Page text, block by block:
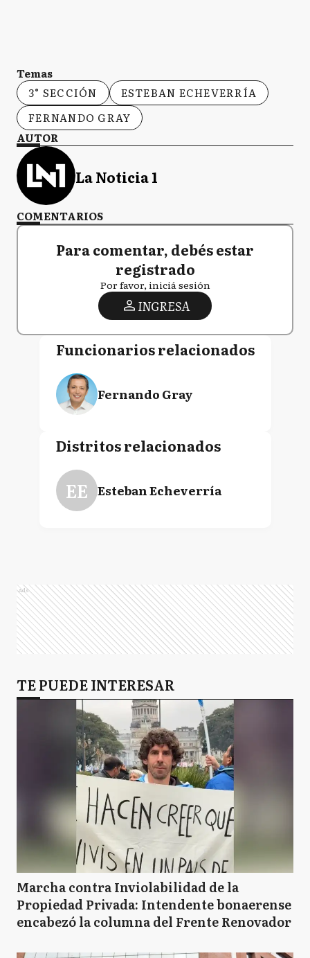
Temas
3° SECCIÓN
ESTEBAN ECHEVERRÍA
FERNANDO GRAY
AUTOR
La Noticia 1
COMENTARIOS
Para comentar, debés estar
registrado
Por favor, iniciá sesión
INGRESA
Funcionarios relacionados
Fernando Gray
Distritos relacionados
EE Esteban Echeverría
Ads
TE PUEDE INTERESAR
Marcha contra Inviolabilidad de la
Propiedad Privada: Intendente bonaerense
encabezó la columna del Frente Renovador